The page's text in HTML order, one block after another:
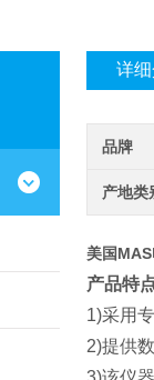
详
品牌
产地类
美国
产品特
1)采用
2)提供